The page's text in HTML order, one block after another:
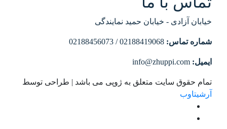
خیابان آزادی - خیابان حمید نمایندگی
شماره تماس: 02188419068 / 02188456073
ایمیل: info@zhuppi.com
تمام حقوق سایت متعلق به ژوپی می باشد | طراحی توسط
آرشیتاوب